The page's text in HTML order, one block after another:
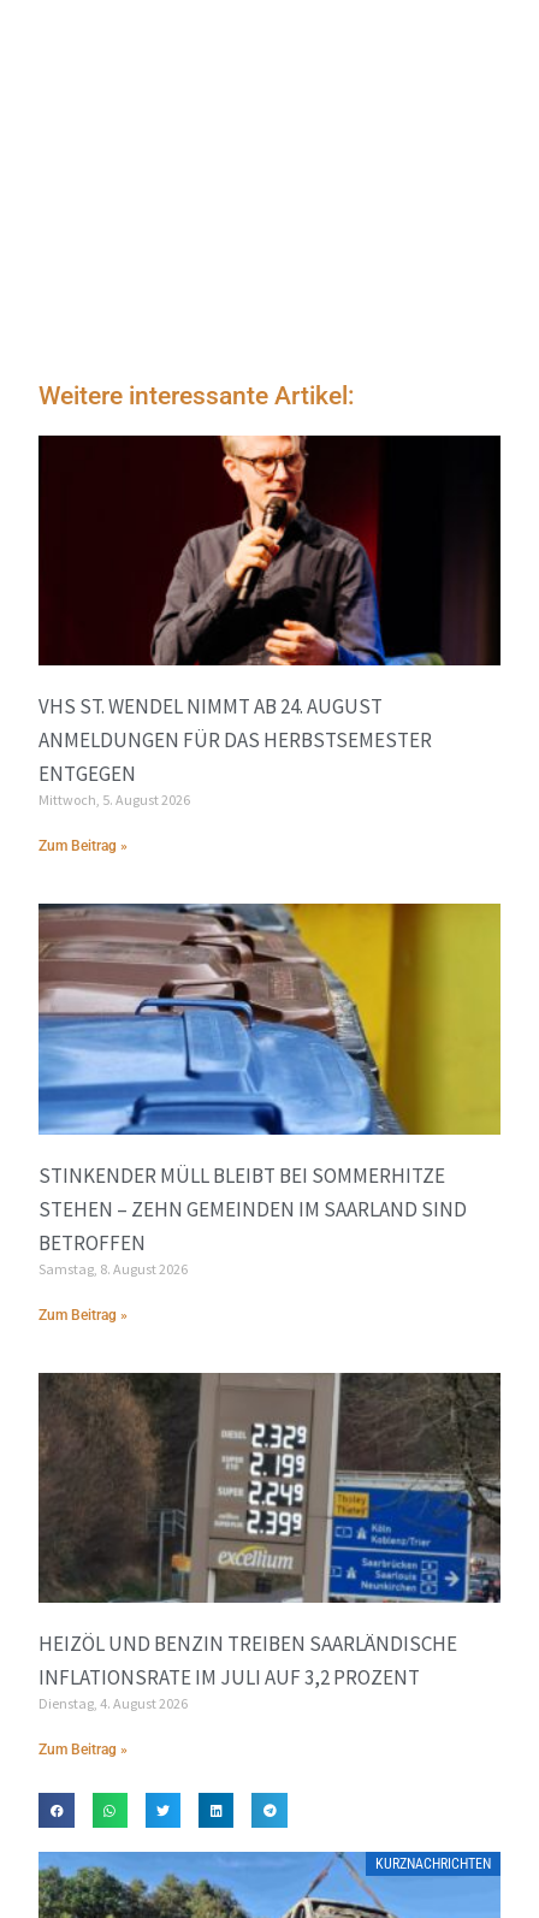
Weitere interessante Artikel:
VHS ST. WENDEL NIMMT AB 24. AUGUST
ANMELDUNGEN FÜR DAS HERBSTSEMESTER
ENTGEGEN
Mittwoch, 5. August 2026
Zum Beitrag »
STINKENDER MÜLL BLEIBT BEI SOMMERHITZE
STEHEN – ZEHN GEMEINDEN IM SAARLAND SIND
BETROFFEN
Samstag, 8. August 2026
Zum Beitrag »
HEIZÖL UND BENZIN TREIBEN SAARLÄNDISCHE
INFLATIONSRATE IM JULI AUF 3,2 PROZENT
Dienstag, 4. August 2026
Zum Beitrag »
KURZNACHRICHTEN